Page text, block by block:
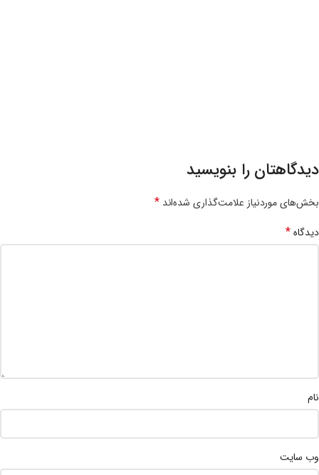
دیدگاهتان را بنویسید
بخش‌های موردنیاز علامت‌گذاری شده‌اند*
دیدگاه*
نام
وب‌ سایت